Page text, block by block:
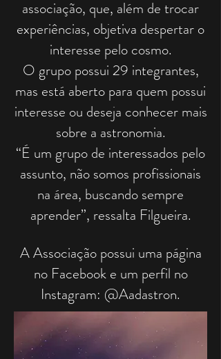
associação, que, além de trocar
experiências, objetiva despertar o
interesse pelo cosmo.
O grupo possui 29 integrantes,
mas está aberto para quem possui
interesse ou deseja conhecer mais
sobre a astronomia.
“É um grupo de interessados pelo
assunto, não somos profissionais
na área, buscando sempre
aprender”, ressalta Filgueira.
A Associação possui uma página
no Facebook e um perfil no
Instagram: @Aadastron.